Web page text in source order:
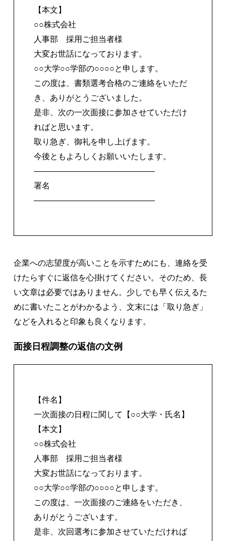
【本文】
○○株式会社
人事部 採用ご担当者様
大変お世話になっております。
○○大学○○学部の○○○○と申します。
この度は、書類選考合格のご連絡をいただ
き、ありがとうございました。
是非、次の一次面接に参加させていただけ
ればと思います。
取り急ぎ、御礼を申し上げます。
今後ともよろしくお願いいたします。
―――――――――――――――
署名
―――――――――――――――
企業への志望度が高いことを示すためにも、連絡を受
けたらすぐに返信を心掛けてください。そのため、長
い文章は必要ではありません。少しでも早く伝えるた
めに書いたことがわかるよう、文末には「取り急ぎ」
などを入れると印象も良くなります。
面接日程調整の返信の文例
【件名】
一次面接の日程に関して【○○大学・氏名】
【本文】
○○株式会社
人事部 採用ご担当者様
大変お世話になっております。
○○大学○○学部の○○○○と申します。
この度は、一次面接のご連絡をいただき、
ありがとうございます。
是非、次回選考に参加させていただければ